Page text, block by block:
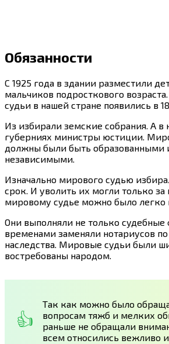
Обязанности
С 1925 года в здании разместили
мальчиков подросткового
судьи в нашей стране появились в
Из избирали земские собрания. А в
губерниях министры юстиции.
должны были быть образованными
независимыми.
Изначально мирового судью
срок. И уволить их могли только за
мировому судье можно было легко
Они выполняли не только судебные
временами заменяли нотариусов
наследства. Мировые судьи были
востребованы народом.
Так как можно было
вопросам тяжб и мелких
раньше не обращали
всем относились вежливо